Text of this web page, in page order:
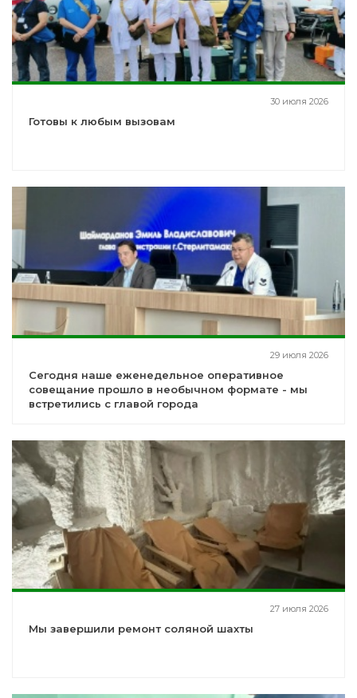
30 июля 2026
Готовы к любым вызовам
29 июля 2026
Сегодня наше еженедельное оперативное
совещание прошло в необычном формате - мы
встретились с главой города
27 июля 2026
Мы завершили ремонт соляной шахты